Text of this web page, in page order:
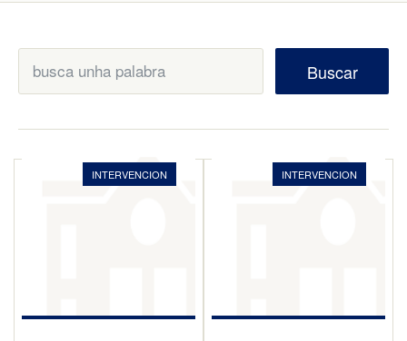
Buscar
INTERVENCION INTERVENCION